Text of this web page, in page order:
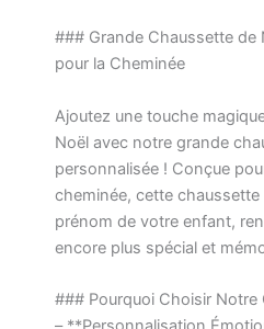
### Grande Chaussette de
pour la Cheminée
Ajoutez une touche
Noël avec notre grande
personnalisée ! Conçue
cheminée, cette
prénom de votre enfant,
encore plus spécial et
### Pourquoi Choisir Notre